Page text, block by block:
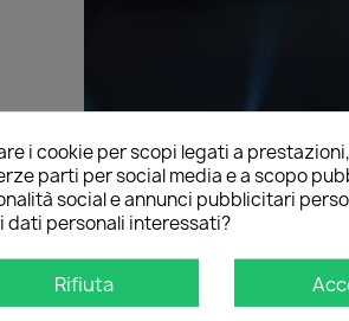
starstarstarstar Ottimo vendi...
Ottimo venditore
Recommended to
i cookie per scopi legati a
parti per social media e a scopo
social e annunci pubblicitari
dati personali interessati?
Rifiuta
il